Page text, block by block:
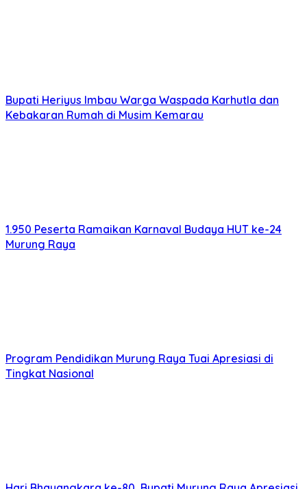
Bupati Heriyus Imbau Warga Waspada Karhutla dan
Kebakaran Rumah di Musim Kemarau
Pemkab Murung Raya Matangkan Persiapan Program
BSPS Tahun 2026